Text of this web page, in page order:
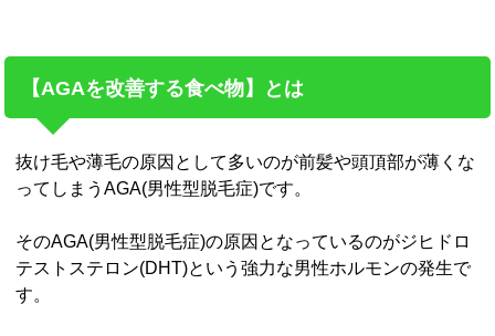
【AGAを改善する食べ物】とは
抜け毛や薄毛の原因として多いのが前髪や頭頂部が薄くな
ってしまうAGA(男性型脱毛症)です。
そのAGA(男性型脱毛症)の原因となっているのがジヒドロ
テストステロン(DHT)という強力な男性ホルモンの発生で
す。